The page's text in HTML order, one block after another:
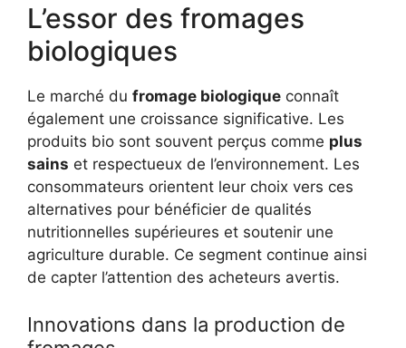
L’essor des fromages
biologiques
Le marché du fromage biologique connaît
également une croissance significative. Les
produits bio sont souvent perçus comme plus
sains et respectueux de l’environnement. Les
consommateurs orientent leur choix vers ces
alternatives pour bénéficier de qualités
nutritionnelles supérieures et soutenir une
agriculture durable. Ce segment continue ainsi
de capter l’attention des acheteurs avertis.
Innovations dans la production de